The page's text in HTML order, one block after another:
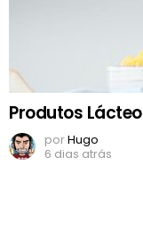
Produtos
porHugo
6 dias atrás